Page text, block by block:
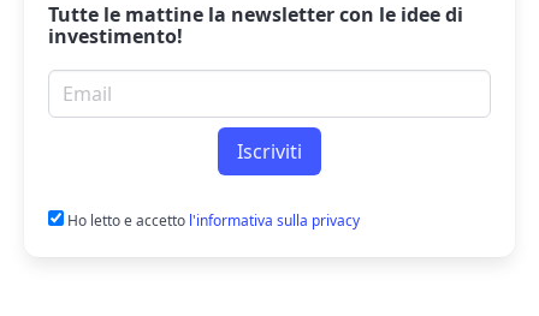
Tutte le mattine la newslettercon le idee di
investimento!
Email per newsletter
Iscriviti
Ho letto e accetto l'informativa sulla privacy